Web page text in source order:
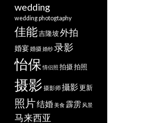
wedding
wedding photogtaphy
佳能吉隆坡外拍
婚宴婚摄婚纱录影
怡保 情侣照 拍摄拍照
摄影 摄影师攝影更新
照片结婚美食 霹雳 风景
马来西亚